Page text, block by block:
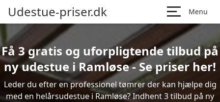
Udestue-priser.dk Menu
Få 3 gratis og uforpligtende tilbud på
ny udestue i Ramløse - Se priser her!
Leder du efter en professionel tømrer der kan hjælpe dig
med en helårsudestue i Ramløse? Indhent 3 tilbud på ny